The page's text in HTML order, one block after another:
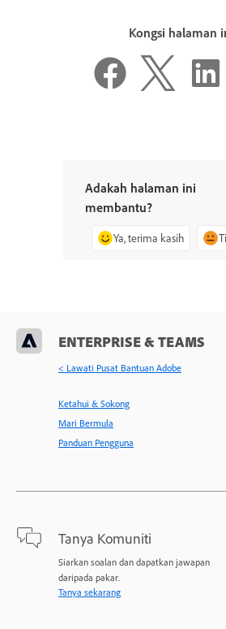
Kongsi halaman
Adakah halaman ini
membantu?
Ya, terima kasih
ENTERPRISE & TEAMS
< Lawati Pusat Bantuan Adobe
Ketahui & Sokong
Mari Bermula
Panduan Pengguna
Tanya Komuniti
Siarkan soalan dan dapatkan jawapan
daripada pakar.
Tanya sekarang